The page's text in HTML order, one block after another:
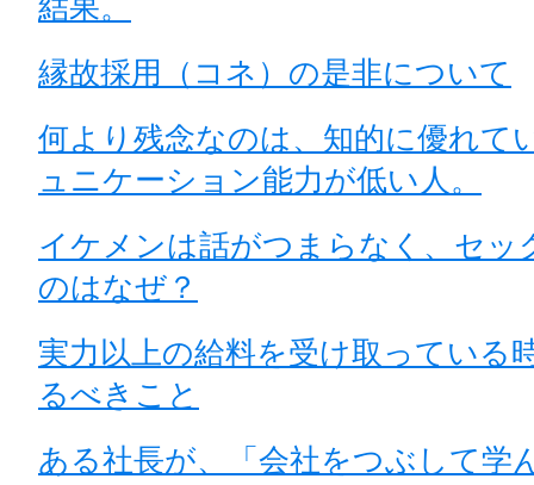
縁故採用（コネ）の是非について
何より残念なのは、知的に優れて
ュニケーション能力が低い人。
イケメンは話がつまらなく、セッ
のはなぜ？
実力以上の給料を受け取っている
るべきこと
ある社長が、「会社をつぶして学